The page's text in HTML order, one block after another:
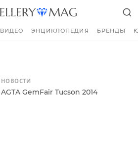
ВИДЕО ЭНЦИКЛОПЕДИЯ БРЕНДЫ
НОВОСТИ
AGTA GemFair Tucson 2014